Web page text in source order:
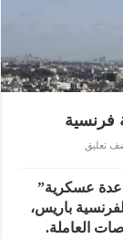
فرنسية
تعليق
عسكرية”
باريس،
العاملة.